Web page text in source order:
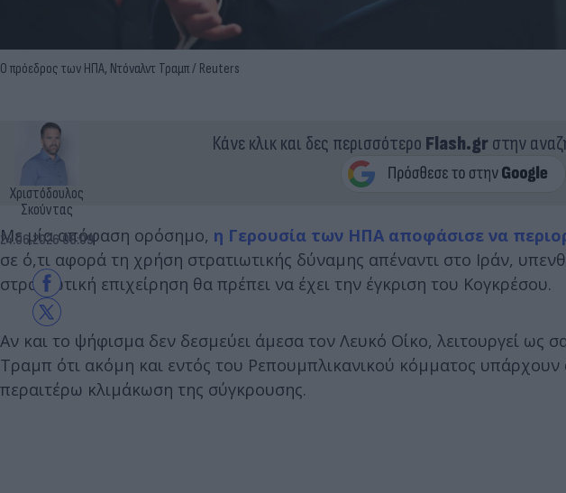
Ο πρόεδρος των ΗΠΑ, Ντόναλντ Τραμπ / Reuters
Χριστόδουλος
Σκούντας
24.06.2026 08:09
Κάνε κλικ και δες περισσότερο Flash.grστην
Με μία απόφαση ορόσημο, η Γερουσία των ΗΠΑ αποφάσισε να
σε ό,τι αφορά τη χρήση στρατιωτικής δύναμης απέναντι στο Ιράν,
στρατιωτική επιχείρηση θα πρέπει να έχει την έγκριση του Κογκρέσου.
Αν και το ψήφισμα δεν δεσμεύει άμεσα τον Λευκό Οίκο, λειτουργεί ως
Τραμπ ότι ακόμη και εντός του Ρεπουμπλικανικού κόμματος υπάρχουν
περαιτέρω κλιμάκωση της σύγκρουσης.